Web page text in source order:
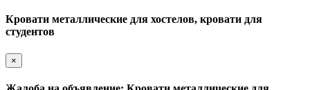
Кровати металлические для хостелов, кровати для
студентов
×